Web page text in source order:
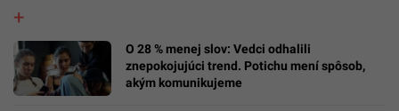
O 28 % menej slov: Vedci odhalili
znepokojujúci trend. Potichu mení spôsob,
akým komunikujeme